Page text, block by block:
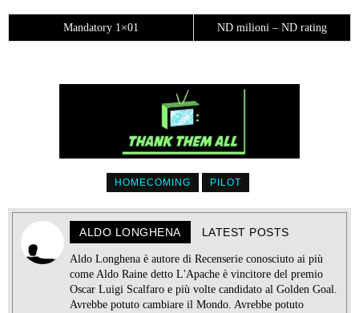
Mandatory 1×01 ND milioni – ND rating
HOMECOMING PILOT
ALDO LONGHENA LATEST POSTS
Aldo Longhena è autore di Recenserie conosciuto ai più
come Aldo Raine detto L'Apache è vincitore del premio
Oscar Luigi Scalfaro e più volte candidato al Golden Goal.
Avrebbe potuto cambiare il Mondo. Avrebbe potuto